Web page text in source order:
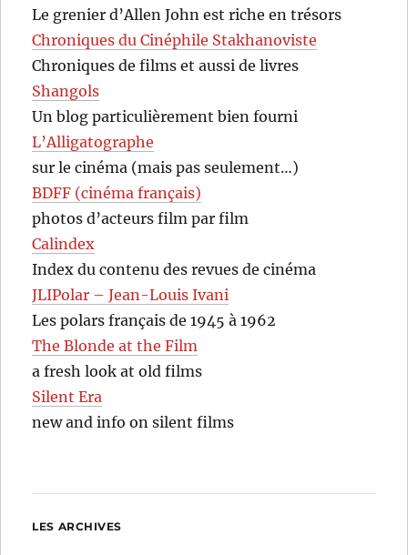
Le grenier d’Allen John est riche en trésors
Chroniques du Cinéphile Stakhanoviste
Chroniques de films et aussi de livres
Shangols
Un blog particulièrement bien fourni
L’Alligatographe
sur le cinéma (mais pas seulement…)
BDFF (cinéma français)
photos d’acteurs film par film
Calindex
Index du contenu des revues de cinéma
JLIPolar – Jean-Louis Ivani
Les polars français de 1945 à 1962
The Blonde at the Film
a fresh look at old films
Silent Era
new and info on silent films
LES ARCHIVES